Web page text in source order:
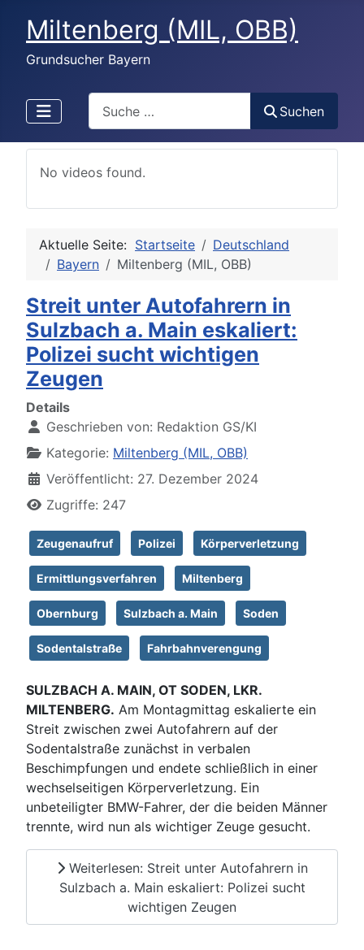
Miltenberg (MIL, OBB)
Grundsucher Bayern
Suchen
No videos found.
Aktuelle Seite: Startseite
Deutschland
Bayern
Miltenberg (MIL, OBB)
Streit unter Autofahrern in
Sulzbach a. Main eskaliert:
Polizei sucht wichtigen
Zeugen
Details
Geschrieben von: Redaktion GS/KI
Kategorie: Miltenberg (MIL, OBB)
Veröffentlicht: 27. Dezember 2024
Zugriffe: 247
Zeugenaufruf Polizei Körperverletzung
Ermittlungsverfahren Miltenberg
Obernburg Sulzbach a. Main Soden
Sodentalstraße Fahrbahnverengung
SULZBACH A. MAIN, OT SODEN, LKR.
MILTENBERG. Am Montagmittag eskalierte ein
Streit zwischen zwei Autofahrern auf der
Sodentalstraße zunächst in verbalen
Beschimpfungen und endete schließlich in einer
wechselseitigen Körperverletzung. Ein
unbeteiligter BMW-Fahrer, der die beiden Männer
trennte, wird nun als wichtiger Zeuge gesucht.
Weiterlesen: Streit unter Autofahrern in
Sulzbach a. Main eskaliert: Polizei sucht
wichtigen Zeugen